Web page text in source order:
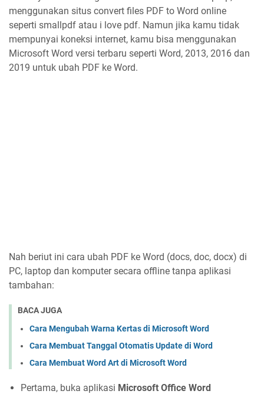
menggunakan situs convert files PDF to Word online
seperti smallpdf atau i love pdf. Namun jika kamu tidak
mempunyai koneksi internet, kamu bisa menggunakan
Microsoft Word versi terbaru seperti Word, 2013, 2016 dan
2019 untuk ubah PDF ke Word.
Nah beriut ini cara ubah PDF ke Word (docs, doc, docx) di
PC, laptop dan komputer secara offline tanpa aplikasi
tambahan:
BACA JUGA
Cara Mengubah Warna Kertas di Microsoft Word
Cara Membuat Tanggal Otomatis Update di Word
Cara Membuat Word Art di Microsoft Word
Pertama, buka aplikasi Microsoft Office Word